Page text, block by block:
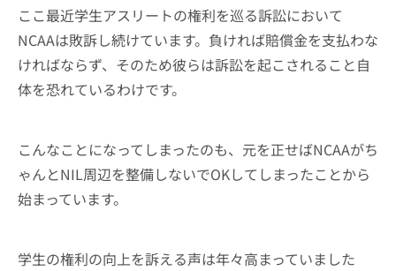
ここ最近学生アスリートの権利を巡る訴訟において
NCAAは敗訴し続けています。負ければ賠償金を支払わな
ければならず、そのため彼らは訴訟を起こされること自
体を恐れているわけです。
こんなことになってしまったのも、元を正せばNCAAがち
ゃんとNIL周辺を整備しないでOKしてしまったことから
始まっています。
学生の権利の向上を訴える声は年々高まっていました